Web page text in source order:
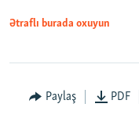
Ətraflı burada oxuyun
Paylaş PDF